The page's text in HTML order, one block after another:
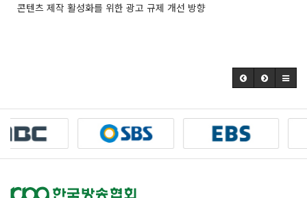
콘텐츠 제작 활성화를 위한 광고 규제 개선 방향